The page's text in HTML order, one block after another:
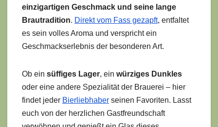
einzigartigen Geschmack und seine lange
Brautradition. Direkt vom Fass gezapft, entfaltet
es sein volles Aroma und verspricht ein
Geschmackserlebnis der besonderen Art.
Ob ein süffiges Lager, ein würziges Dunkles
oder eine andere Spezialität der Brauerei – hier
findet jeder Bierliebhaber seinen Favoriten. Lasst
euch von der herzlichen Gastfreundschaft